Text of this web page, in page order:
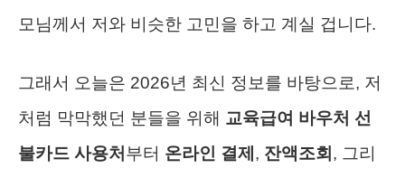
모님께서 저와 비슷한 고민을 하고 계실 겁니다.
그래서 오늘은 2026년 최신 정보를 바탕으로, 저
처럼 막막했던 분들을 위해 교육급여 바우처 선
불카드 사용처 부터 온라인 결제 , 잔액조회 , 그리